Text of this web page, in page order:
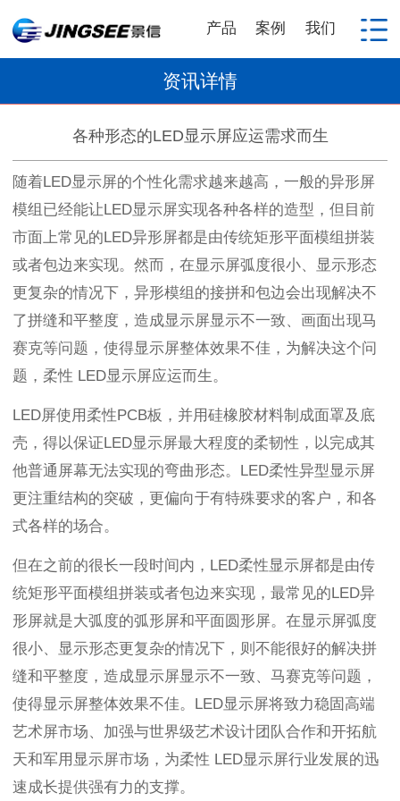
产品 案例 我们
资讯详情
各种形态的LED显示屏应运需求而生
随着LED显示屏的个性化需求越来越高，一般的异形屏
模组已经能让LED显示屏实现各种各样的造型，但目前
市面上常见的LED异形屏都是由传统矩形平面模组拼装
或者包边来实现。然而，在显示屏弧度很小、显示形态
更复杂的情况下，异形模组的接拼和包边会出现解决不
了拼缝和平整度，造成显示屏显示不一致、画面出现马
赛克等问题，使得显示屏整体效果不佳，为解决这个问
题，柔性 LED显示屏应运而生。
LED屏使用柔性PCB板，并用硅橡胶材料制成面罩及底
壳，得以保证LED显示屏最大程度的柔韧性，以完成其
他普通屏幕无法实现的弯曲形态。 LED柔性异型显示屏
更注重结构的突破，更偏向于有特殊要求的客户，和各
式各样的场合。
但在之前的很长一段时间内， LED柔性显示屏都是由传
统矩形平面模组拼装或者包边来实现，最常见的LED异
形屏就是大弧度的弧形屏和平面圆形屏。在显示屏弧度
很小、显示形态更复杂的情况下，则不能很好的解决拼
缝和平整度，造成显示屏显示不一致、马赛克等问题，
使得显示屏整体效果不佳。 LED显示屏将致力稳固高端
艺术屏市场、加强与世界级艺术设计团队合作和开拓航
天和军用显示屏市场，为柔性 LED显示屏行业发展的迅
速成长提供强有力的支撑。